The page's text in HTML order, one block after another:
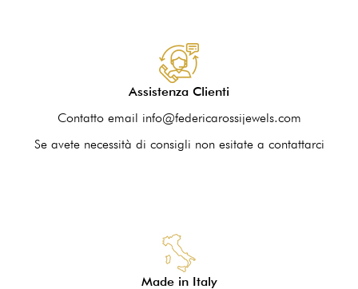
Assistenza Clienti
Contatto email info@federicarossijewels.com
Se avete necessità di consigli non esitate a contattarci
Made in Italy